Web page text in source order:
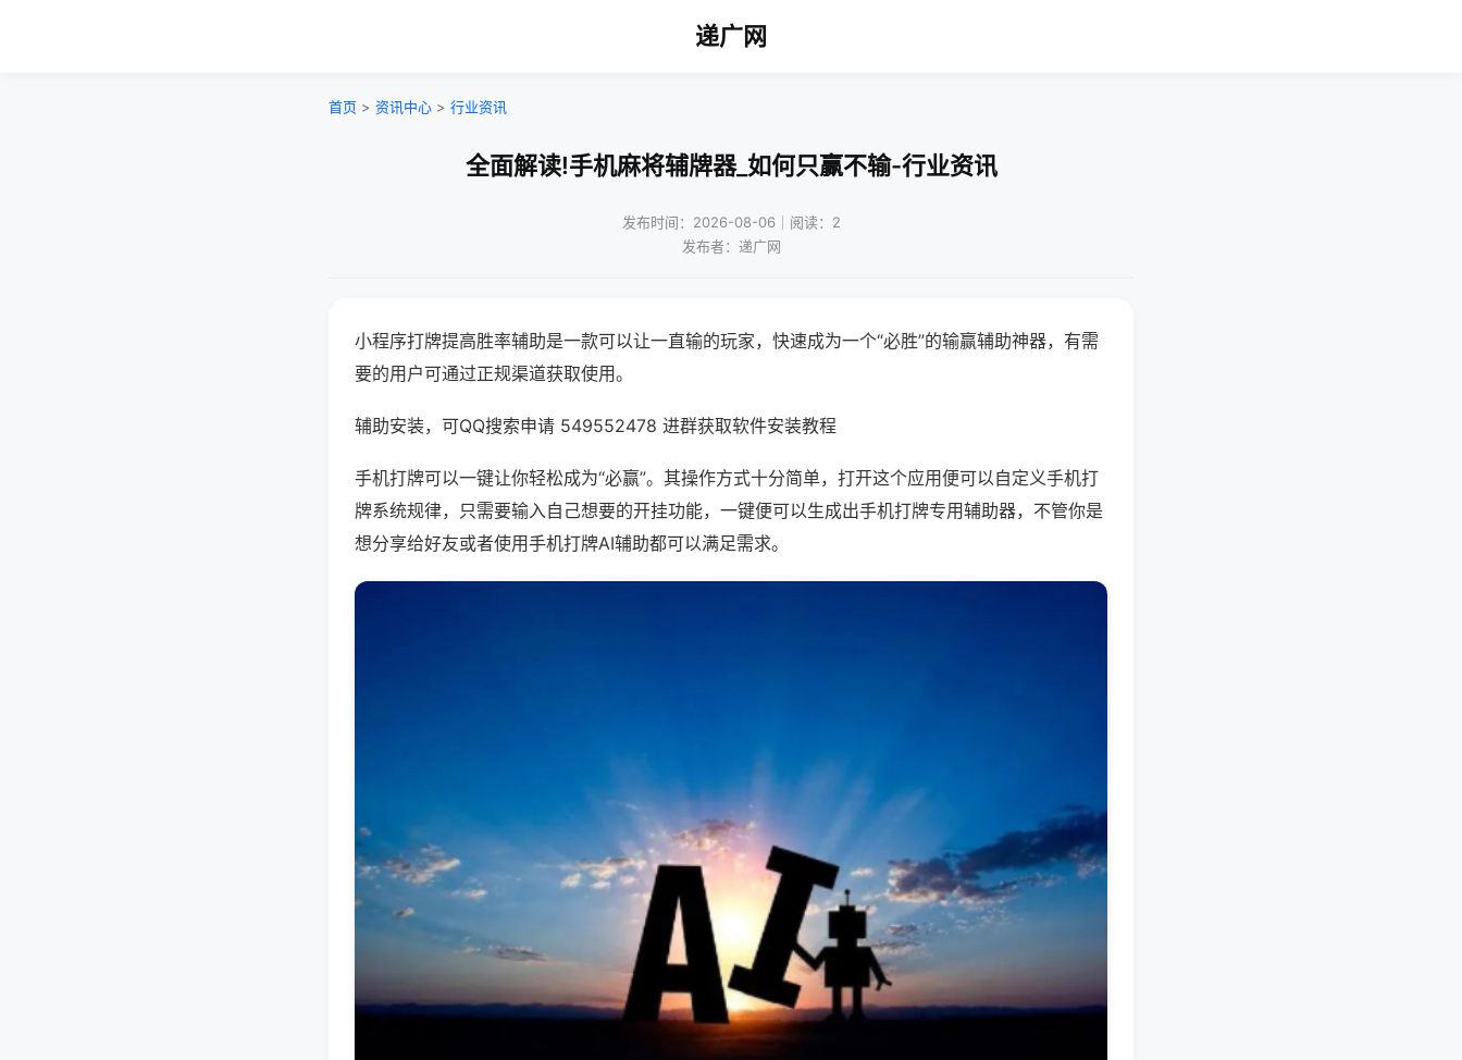
递广网
首页 > 资讯中心 > 行业资讯
全面解读!手机麻将辅牌器_如何只赢不输-行业资讯
发布时间：2026-08-06｜阅读：2
发布者：递广网
小程序打牌提高胜率辅助是一款可以让一直输的玩家，快速成为一个“必胜”的输赢辅助神器，有需
要的用户可通过正规渠道获取使用。
辅助安装，可QQ搜索申请 549552478 进群获取软件安装教程
手机打牌可以一键让你轻松成为“必赢”。其操作方式十分简单，打开这个应用便可以自定义手机打
牌系统规律，只需要输入自己想要的开挂功能，一键便可以生成出手机打牌专用辅助器，不管你是
想分享给好友或者使用手机打牌AI辅助都可以满足需求。